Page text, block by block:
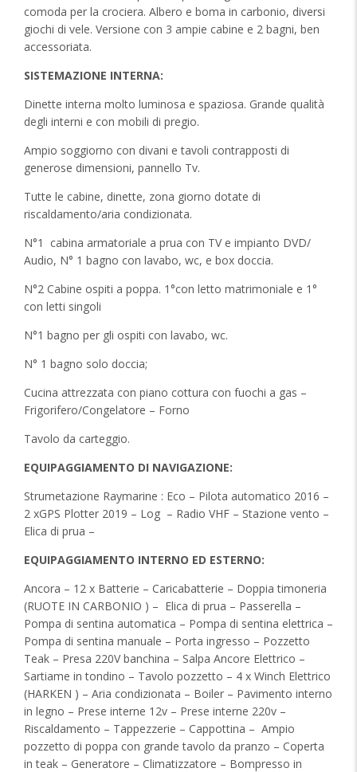
comoda per la crociera. Albero e boma in carbonio, diversi
giochi di vele. Versione con 3 ampie cabine e 2 bagni, ben
accessoriata.
SISTEMAZIONE INTERNA:
Dinette interna molto luminosa e spaziosa. Grande qualità
degli interni e con mobili di pregio.
Ampio soggiorno con divani e tavoli contrapposti di
generose dimensioni, pannello Tv.
Tutte le cabine, dinette, zona giorno dotate di
riscaldamento/aria condizionata.
N°1
cabina armatoriale a prua con TV e impianto DVD/
Audio, N° 1 bagno con lavabo, wc, e box doccia.
N°2 Cabine ospiti a poppa. 1°con letto matrimoniale e 1°
con letti singoli
N°1 bagno per gli ospiti con lavabo, wc.
N° 1 bagno solo doccia;
Cucina attrezzata con piano cottura con fuochi a gas –
Frigorifero/Congelatore – Forno
Tavolo da carteggio.
EQUIPAGGIAMENTO DI NAVIGAZIONE:
Strumetazione Raymarine : Eco – Pilota automatico 2016 –
2 xGPS Plotter 2019 – Log – Radio VHF – Stazione vento –
Elica di prua –
EQUIPAGGIAMENTO INTERNO ED ESTERNO:
Ancora – 12 x Batterie – Caricabatterie – Doppia timoneria
(RUOTE IN CARBONIO ) – Elica di prua – Passerella –
Pompa di sentina automatica – Pompa di sentina elettrica –
Pompa di sentina manuale – Porta ingresso – Pozzetto
Teak – Presa 220V banchina – Salpa Ancore Elettrico –
Sartiame in tondino – Tavolo pozzetto – 4 x Winch Elettrico
(HARKEN ) – Aria condizionata – Boiler – Pavimento interno
in legno – Prese interne 12v – Prese interne 220v –
Riscaldamento – Tappezzerie – Cappottina – Ampio
pozzetto di poppa con grande tavolo da pranzo – Coperta
in teak – Generatore – Climatizzatore – Bompresso in